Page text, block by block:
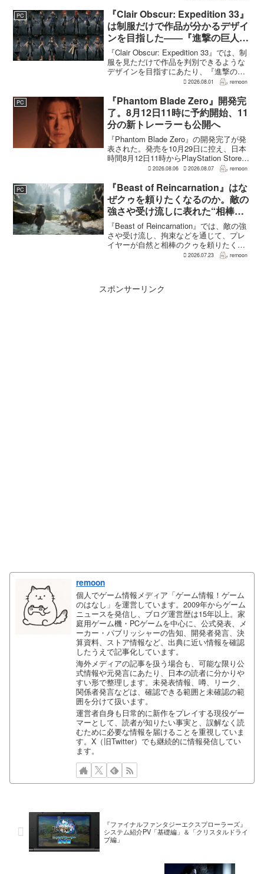
ると、シリーズディレクターの浜口直樹
氏がAU...
PC
『Clair Obscur: Expedition 33』
は制服だけで作品が分かるデザイ
ンを目指した――『進撃の巨人』
の制服と『BLEACH』のキャラ
造形が影響
『Clair Obscur: Expedition 33』では、制
服を見ただけで作品を判別できるような
デザインを目指すにあたり、『進撃の巨
人』を参考にしたという。あわせて、キ
ルで印象に残るデザインから...
2026.08.01 remoon
PC
『Phantom Blade Zero』開発完
了。8月12日11時に予約開始、11
分の新トレーラーも公開へ
『Phantom Blade Zero』の開発完了が発
表された。発売を10月29日に控え、日本
時間8月12日11時からPlayStation Store、
Steam、Epic Games Storeで予約受付が
2026.08.06 2026.08.07 remoon
PC
『Beast of Reincarnation』はな
ぜクゥを頼りたくなるのか。敵の
強さや受け流しに表れた“相棒と
の共闘”設計
『Beast of Reincarnation』では、敵の強
さや受け流し、拘束などを通じて、プレ
イヤーが自然と相棒のクゥを頼りたくな
る戦闘が設計されている。そうした設計
2026.07.23 remoon
スポンサーリンク
remoon
個人でゲーム情報メディア「ゲーム情報！ゲーム
のはなし」を運営しています。2009年からゲーム
ニュースを発信し、ブログ運営歴は15年以上。家
庭用ゲーム機・PCゲームを中心に、公式発表、メ
ーカー・パブリッシャーの告知、開発者発言、決
算資料、ストア情報など、出典に近い情報を確認
したうえで記事化しています。
海外メディアの記事を扱う場合も、可能な限り公
式情報や元発言にあたり、日本の読者に分かりや
すい形で整理します。未発表情報、噂、リーク、
関係者発言などは、確認できる範囲と未確認の範
囲を分けて扱います。
運営者自身も日常的に新作をプレイする現役ゲー
マーとして、読者が知りたい事実と、誤解なく読
むために必要な情報を届けることを重視していま
す。X（旧Twitter）でも継続的に情報発信してい
ます。
『ファイナルファンタジーエクスプローラーズ』
システム紹介PV「基礎編」＆「クリスタルドライ
ブ編」